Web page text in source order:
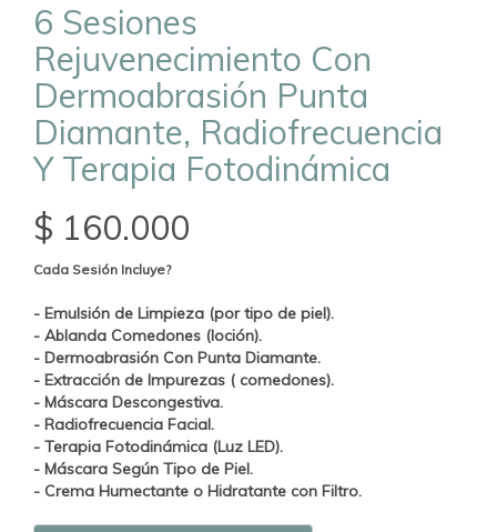
6 Sesiones
Rejuvenecimiento Con
Dermoabrasión Punta
Diamante, Radiofrecuencia
Y Terapia Fotodinámica
$ 160.000
Cada Sesión Incluye?
- Emulsión de Limpieza (por tipo de piel).
- Ablanda Comedones (loción).
- Dermoabrasión Con Punta Diamante.
- Extracción de Impurezas ( comedones).
- Máscara Descongestiva.
- Radiofrecuencia Facial.
- Terapia Fotodinámica (Luz LED).
- Máscara Según Tipo de Piel.
- Crema Humectante o Hidratante con Filtro.